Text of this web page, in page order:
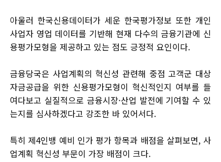
아울러 한국신용데이터가 세운 한국평가정보 또한 개인
사업자 영업 데이터를 기반해 현재 다수의 금융기관에 신
용평가모형을 제공하고 있는 점도 긍정적 요인이다.
금융당국은 사업계획의 혁신성 관련해 중점 고객군 대상
자금공급을 위한 신용평가모형이 혁신적인지 여부를 들
여다보고 실질적으로 금융시장·산업 발전에 기여할 수 있
는지를 심사하겠다고 강조한 바 있어서다.
특히 제4인뱅 예비 인가 평가 항목과 배점을 살펴보면, 사
업계획 혁신성 부문이 가장 배점이 크다.